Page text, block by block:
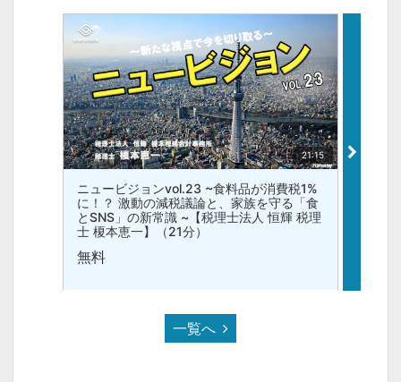
21:15
ニュービジョンvol.23 ~食料品が消費税1%
に！？ 激動の減税議論と、家族を守る「食
とSNS」の新常識 ~【税理士法人 恒輝 税理
士 榎本恵一】（21分）
無料
一覧へ